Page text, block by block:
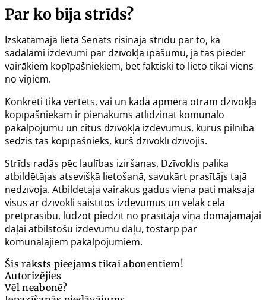
Par ko bija strīds?
Izskatāmajā lietā Senāts risināja strīdu par to, kā
sadalāmi izdevumi par dzīvokļa īpašumu, ja tas pieder
vairākiem kopīpašniekiem, bet faktiski to lieto tikai viens
no viņiem.
Konkrēti tika vērtēts, vai un kādā apmērā otram dzīvokļa
kopīpašniekam ir pienākums atlīdzināt komunālo
pakalpojumu un citus dzīvokļa izdevumus, kurus pilnībā
sedzis tas kopīpašnieks, kurš dzīvoklī dzīvojis.
Strīds radās pēc laulības iziršanas. Dzīvoklis palika
atbildētājas atsevišķā lietošanā, savukārt prasītājs tajā
nedzīvoja. Atbildētāja vairākus gadus viena pati maksāja
visus ar dzīvokli saistītos izdevumus un vēlāk cēla
pretprasību, lūdzot piedzīt no prasītāja viņa domājamajai
daļai atbilstošu izdevumu daļu, tostarp par
komunālajiem pakalpojumiem.
Šis raksts pieejams tikai abonentiem!
Autorizējies
Vēl neabonē?